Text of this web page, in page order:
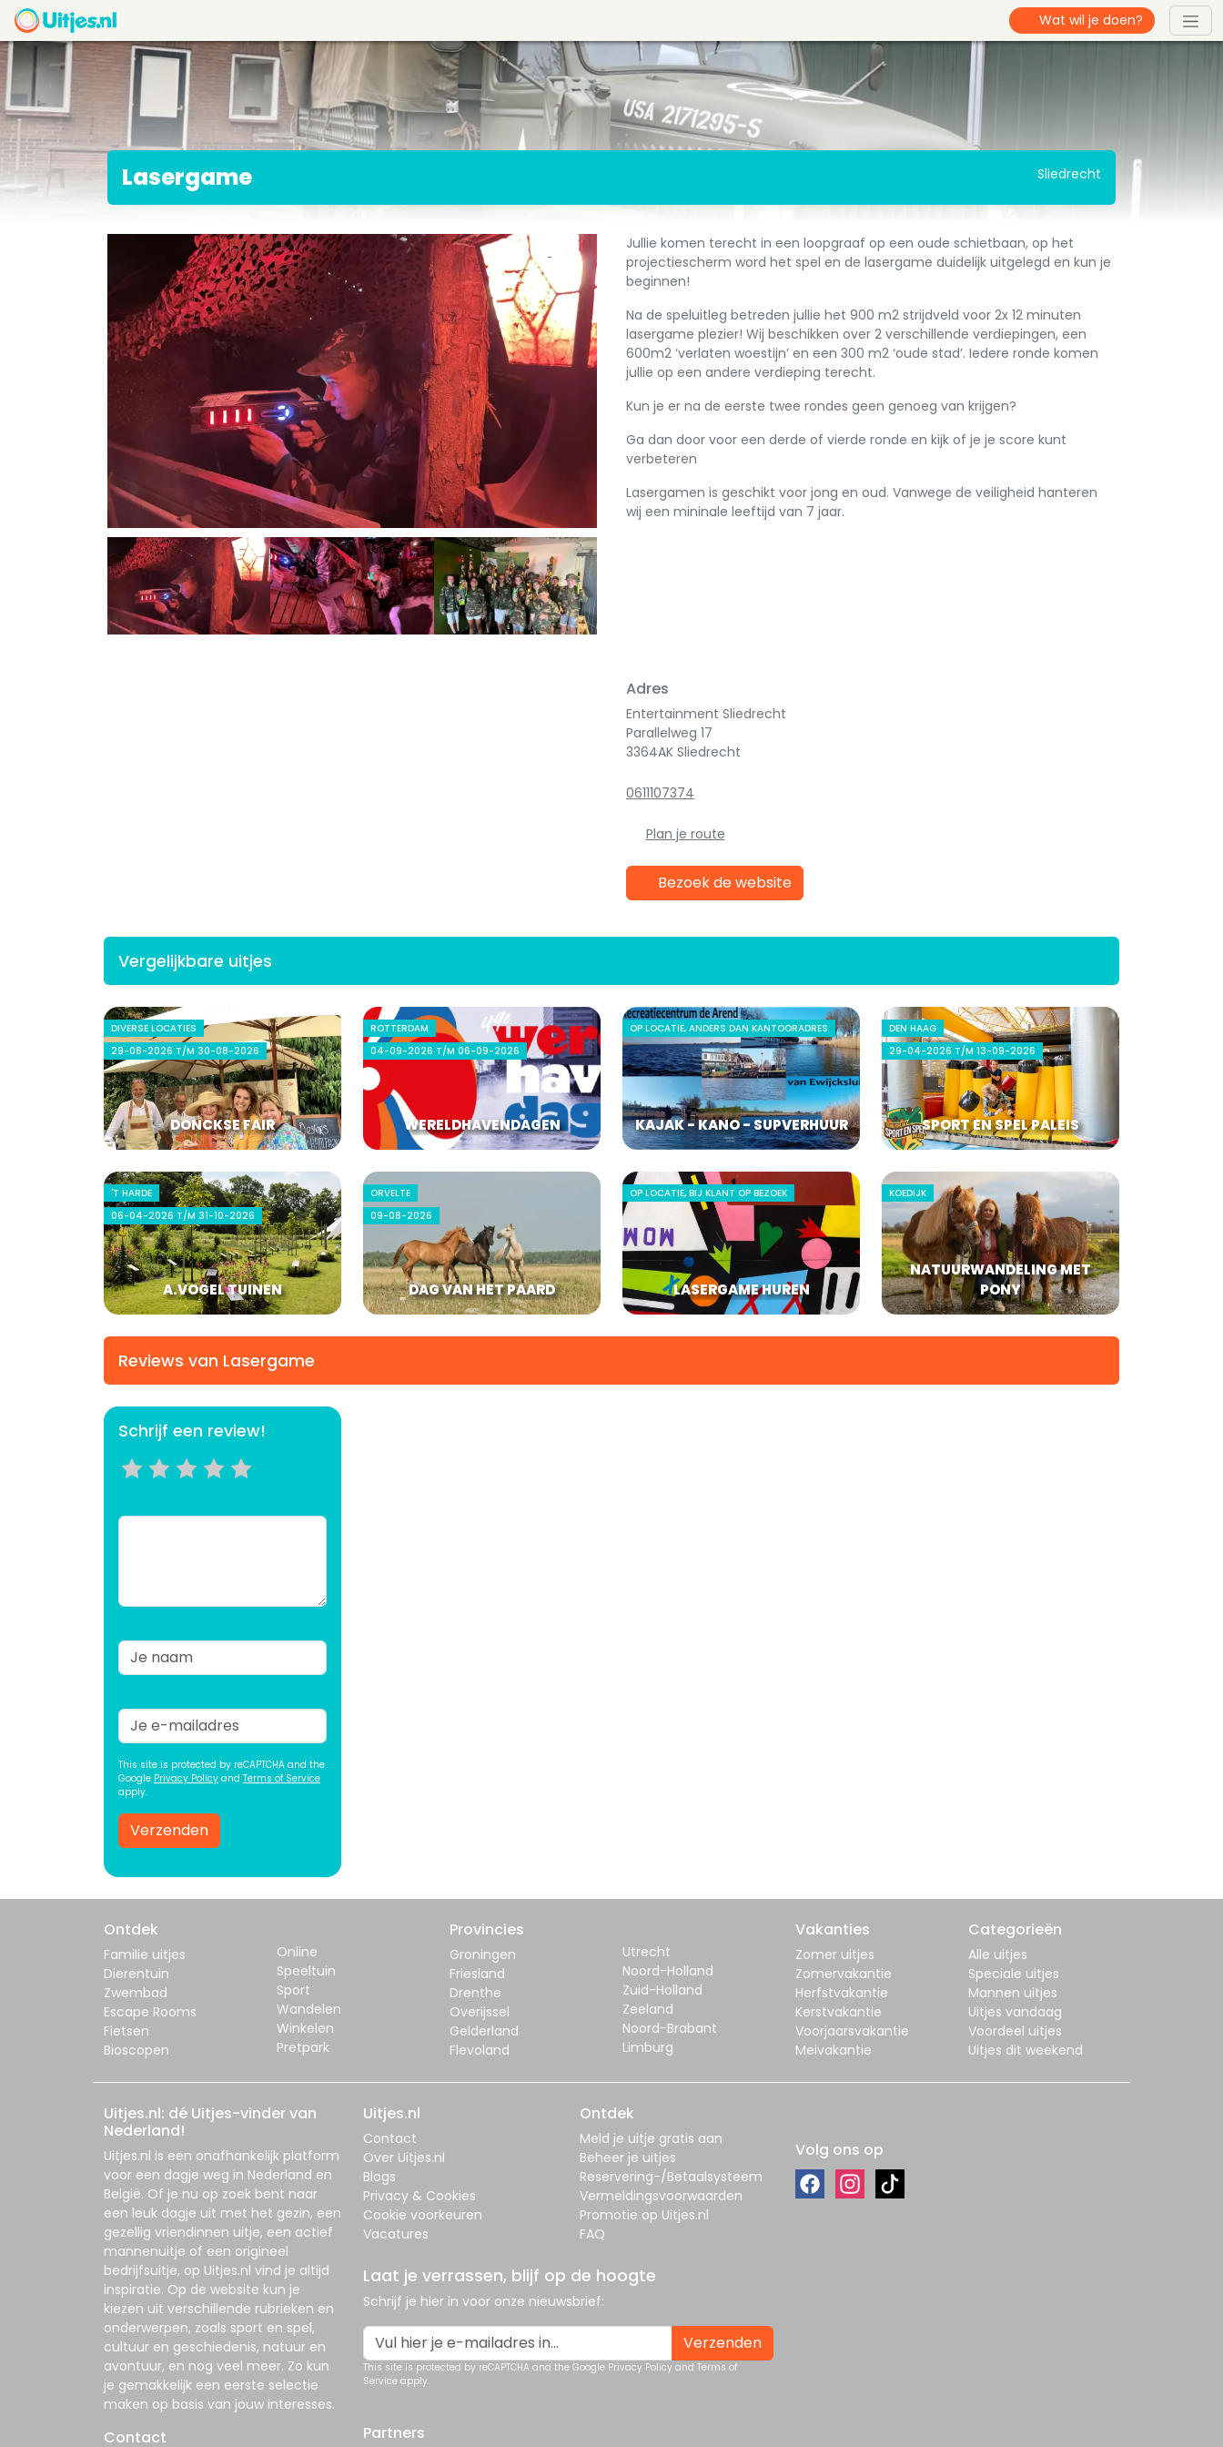
Lasergame Sliedrecht
Jullie komen terecht in een loopgraaf op een oude schietbaan, op het
projectiescherm word het spel en de lasergame duidelijk uitgelegd en kun je
beginnen!
Na de speluitleg betreden jullie het 900 m2 strijdveld voor 2x 12 minuten
lasergame plezier! Wij beschikken over 2 verschillende verdiepingen, een
600m2 ‘verlaten woestijn’ en een 300 m2 ‘oude stad’. Iedere ronde komen
jullie op een andere verdieping terecht.
Kun je er na de eerste twee rondes geen genoeg van krijgen?
Ga dan door voor een derde of vierde ronde en kijk of je je score kunt
verbeteren
Lasergamen is geschikt voor jong en oud. Vanwege de veiligheid hanteren
wij een mininale leeftijd van 7 jaar.
Previous Next
Adres
Entertainment Sliedrecht
Parallelweg 17
3364AK Sliedrecht
0611107374
Plan je route
Bezoek de website
Vergelijkbare uitjes
DIVERSE LOCATIES
29-08-2026 T/M 30-08-2026
DONCKSE FAIR
ROTTERDAM
04-09-2026 T/M 06-09-2026
WERELDHAVENDAGEN
OP LOCATIE, ANDERS DAN KANTOORADRES
KAJAK - KANO - SUPVERHUUR
DEN HAAG
29-04-2026 T/M 13-09-2026
SPORT EN SPEL PALEIS
'T HARDE
06-04-2026 T/M 31-10-2026
A.VOGEL TUINEN
ORVELTE
09-08-2026
DAG VAN HET PAARD
OP LOCATIE, BIJ KLANT OP BEZOEK
LASERGAME HUREN
KOEDIJK
NATUURWANDELING MET
PONY
Reviews van Lasergame
Schrijf een review!
This site is protected by reCAPTCHA and the
Google Privacy Policy and Terms of Service
apply.
Verzenden
Ontdek
Familie uitjes
Dierentuin
Zwembad
Escape Rooms
Fietsen
Bioscopen
Online
Speeltuin
Sport
Wandelen
Winkelen
Pretpark
Provincies
Groningen
Friesland
Drenthe
Overijssel
Gelderland
Flevoland
Utrecht
Noord-Holland
Zuid-Holland
Zeeland
Noord-Brabant
Limburg
Vakanties
Zomer uitjes
Zomervakantie
Herfstvakantie
Kerstvakantie
Voorjaarsvakantie
Meivakantie
Categorieën
Alle uitjes
Speciale uitjes
Mannen uitjes
Uitjes vandaag
Voordeel uitjes
Uitjes dit weekend
Uitjes.nl: dé Uitjes-vinder van
Nederland!
Uitjes.nl is een onafhankelijk platform
voor een dagje weg in Nederland en
België. Of je nu op zoek bent naar
een leuk dagje uit met het gezin, een
gezellig vriendinnen uitje, een actief
mannenuitje of een origineel
bedrijfsuitje, op Uitjes.nl vind je altijd
inspiratie. Op de website kun je
kiezen uit verschillende rubrieken en
onderwerpen, zoals sport en spel,
cultuur en geschiedenis, natuur en
avontuur, en nog veel meer. Zo kun
je gemakkelijk een eerste selectie
maken op basis van jouw interesses.
Contact
Uitjes.nl
Contact
Over Uitjes.nl
Blogs
Privacy & Cookies
Cookie voorkeuren
Vacatures
Ontdek
Meld je uitje gratis aan
Beheer je uitjes
Reservering-/Betaalsysteem
Vermeldingsvoorwaarden
Promotie op Uitjes.nl
FAQ
Laat je verrassen, blijf op de hoogte
Schrijf je hier in voor onze nieuwsbrief:
Verzenden
This site is protected by reCAPTCHA and the Google Privacy Policy and Terms of
Service apply.
Partners
Volg ons op